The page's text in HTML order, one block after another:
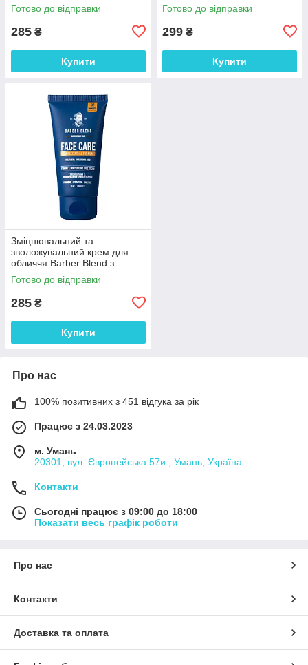
Готово до відправки
285 ₴
Купити
Готово до відправки
299 ₴
Купити
Зміцнювальний та
зволожувальний крем для
обличчя Barber Blend з
колагеном і гіалуроновою
кислотою 50мл
Готово до відправки
285 ₴
Купити
Про нас
100% позитивних з 451 відгука за рік
Працює з 24.03.2023
м. Умань
20301, вул. Європейська 57и , Умань, Україна
Контакти
Сьогодні працює з 09:00 до 18:00
Показати весь графік роботи
Про нас
Контакти
Доставка та оплата